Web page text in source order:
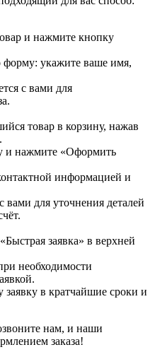
и нажмите кнопку
форму: укажите ваше имя,
с вами для
товар в корзину, нажав
и нажмите «Оформить
информацией и
вами для уточнения деталей
заявка» в верхней
необходимости
в кратчайшие сроки и
нам, и наши
заказа!